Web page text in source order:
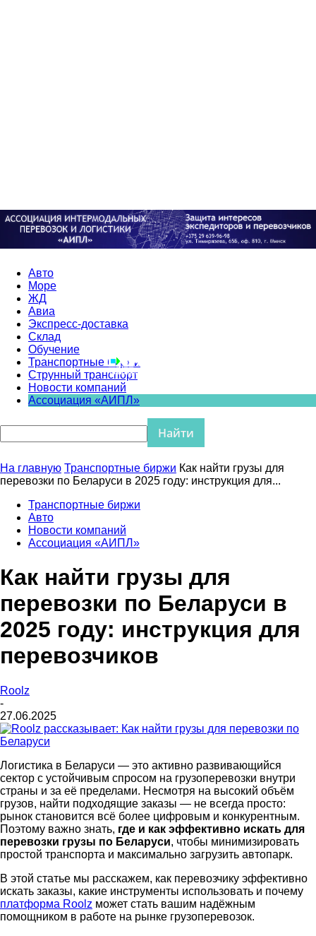
Авто
Море
ЖД
Авиа
Экспресс-доставка
Склад
Обучение
Транспортные биржи
Струнный транспорт
Новости компаний
Ассоциация «АИПЛ»
На главную Транспортные биржи Как найти грузы для
перевозки по Беларуси в 2025 году: инструкция для...
Транспортные биржи
Авто
Новости компаний
Ассоциация «АИПЛ»
Как найти грузы для
перевозки по Беларуси в
2025 году: инструкция для
перевозчиков
Roolz
-
27.06.2025
Логистика в Беларуси — это активно развивающийся
сектор с устойчивым спросом на грузоперевозки внутри
страны и за её пределами. Несмотря на высокий объём
грузов, найти подходящие заказы — не всегда просто:
рынок становится всё более цифровым и конкурентным.
Поэтому важно знать, где и как эффективно искать для
перевозки грузы по Беларуси, чтобы минимизировать
простой транспорта и максимально загрузить автопарк.
В этой статье мы расскажем, как перевозчику эффективно
искать заказы, какие инструменты использовать и почему
платформа Roolz может стать вашим надёжным
помощником в работе на рынке грузоперевозок.